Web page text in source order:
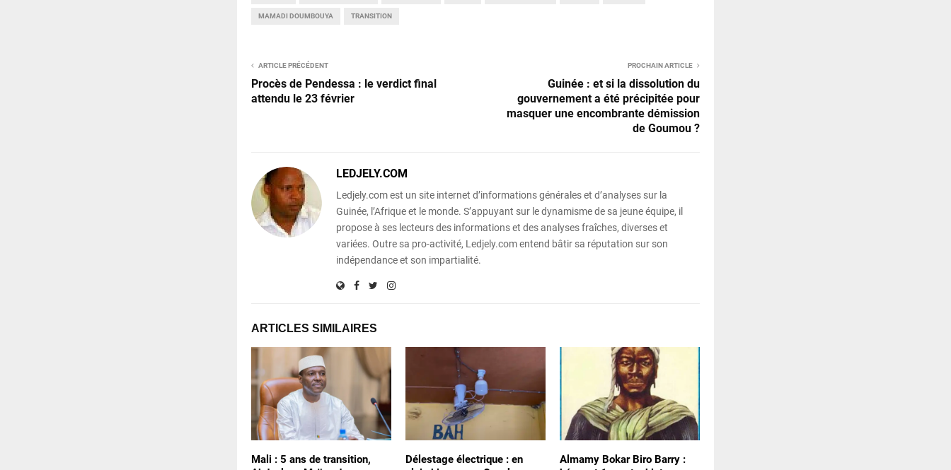
MAMADI DOUMBOUYA TRANSITION
ARTICLE PRÉCÉDENT
Procès de Pendessa : le verdict final
attendu le 23 février
PROCHAIN ARTICLE
Guinée : et si la dissolution du
gouvernement a été précipitée pour
masquer une encombrante démission
de Goumou ?
LEDJELY.COM
Ledjely.com est un site internet d’informations générales et d’analyses sur la
Guinée, l’Afrique et le monde. S’appuyant sur le dynamisme de sa jeune équipe, il
propose à ses lecteurs des informations et des analyses fraîches, diverses et
variées. Outre sa pro-activité, Ledjely.com entend bâtir sa réputation sur son
indépendance et son impartialité.
ARTICLES SIMILAIRES
Mali : 5 ans de transition,
Délestage électrique : en
Almamy Bokar Biro Barry :